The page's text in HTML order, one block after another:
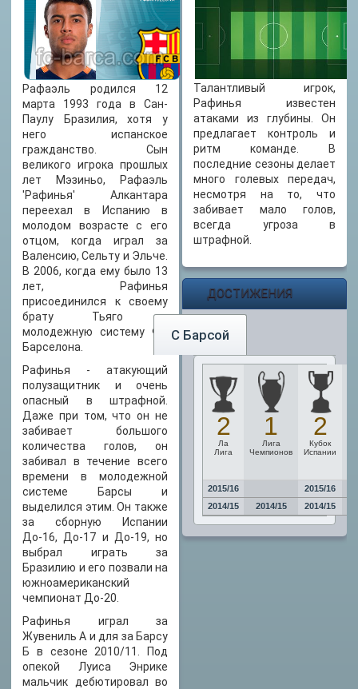
ДАТА РОЖДЕНИЯ
12.03.1993
ВЕС
74 кг
РОСТ
178 см
Рафаэль родился 12
марта 1993 года в Сан-
Паулу Бразилия, хотя у
него испанское
гражданство. Сын
великого игрока прошлых
лет Мэзиньо, Рафаэль
'Рафинья' Алкантара
переехал в Испанию в
молодом возрасте с его
отцом, когда играл за
Валенсию, Сельту и Эльче.
В 2006, когда ему было 13
лет, Рафинья
присоединился к своему
брату Тьяго в
молодежную систему ФК
Барселона.
Рафинья - атакующий
полузащитник и очень
опасный в штрафной.
Даже при том, что он не
забивает большого
количества голов, он
забивал в течение всего
времени в молодежной
системе Барсы и
выделился этим. Он также
за сборную Испании
До-16, До-17 и До-19, но
выбрал играть за
Бразилию и его позвали на
южноамериканский
чемпионат До-20.
Рафинья играл за
Жувениль A и для за Барсу
Б в сезоне 2010/11. Под
опекой Луиса Энрике
мальчик дебютировал во
Талантливый игрок,
Рафинья известен
атаками из глубины. Он
предлагает контроль и
ритм команде. В
последние сезоны делает
много голевых передач,
несмотря на то, что
забивает мало голов,
всегда угроза в
штрафной.
ДОСТИЖЕНИЯ
С Барсой
2
Ла
Лига
1
Лига
Чемпионов
2
Кубок
Испании
2015/16 2015/16
2014/15
2014/15 2014/15